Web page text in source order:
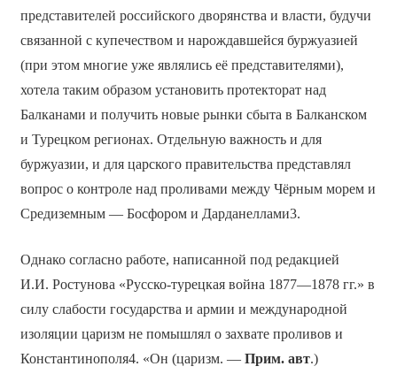
представителей российского дворянства и власти, будучи
связанной с купечеством и нарождавшейся буржуазией
(при этом многие уже являлись её представителями),
хотела таким образом установить протекторат над
Балканами и получить новые рынки сбыта в Балканском
и Турецком регионах. Отдельную важность и для
буржуазии, и для царского правительства представлял
вопрос о контроле над проливами между Чёрным морем и
Средиземным — Босфором и Дарданеллами3.
Однако согласно работе, написанной под редакцией
И.И. Ростунова «Русско-турецкая война 1877—1878 гг.» в
силу слабости государства и армии и международной
изоляции царизм не помышлял о захвате проливов и
Константинополя4. «Он (царизм. — Прим. авт.)